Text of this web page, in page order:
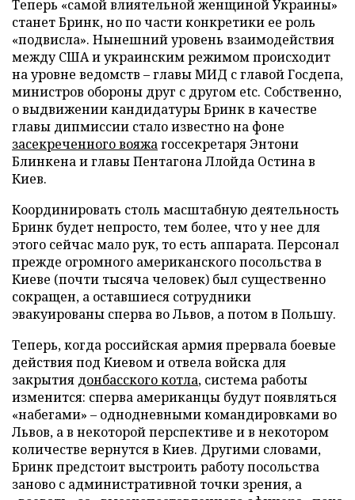
Теперь «самой влиятельной женщиной Украины»
станет Бринк, но по части конкретики ее роль
«подвисла». Нынешний уровень взаимодействия
между США и украинским режимом происходит
на уровне ведомств – главы МИД с главой Госдепа,
министров обороны друг с другом etc. Собственно,
о выдвижении кандидатуры Бринк в качестве
главы дипмиссии стало известно на фоне
засекреченного вояжагоссекретаря Энтони
Блинкена и главы Пентагона Ллойда Остина в
Киев.
Координировать столь масштабную деятельность
Бринк будет непросто, тем более, что у нее для
этого сейчас мало рук, то есть аппарата. Персонал
прежде огромного американского посольства в
Киеве (почти тысяча человек) был существенно
сокращен, а оставшиеся сотрудники
эвакуированы сперва во Львов, а потом в Польшу.
Теперь, когда российская армия прервала боевые
действия под Киевом и отвела войска для
закрытия донбасского котла, система работы
изменится: сперва американцы будут появляться
«набегами» – однодневными командировками во
Львов, а в некоторой перспективе и в некотором
количестве вернутся в Киев. Другими словами,
Бринк предстоит выстроить работу посольства
заново с административной точки зрения, а